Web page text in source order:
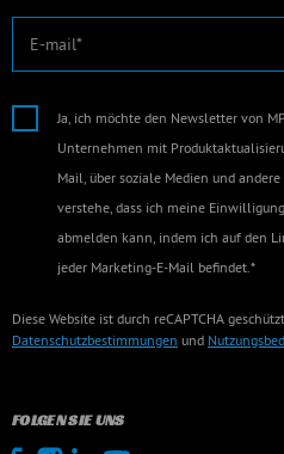
E-Mail
Ja, ich möchte den Newsletter von
Unternehmen mit
Mail, über soziale Medien und
verstehe, dass ich meine
abmelden kann, indem ich auf den
jeder Marketing-E-Mail befindet.*
Diese Website ist durch reCAPTCHA
Datenschutzbestimmungen und
FOLGEN SIE UNS